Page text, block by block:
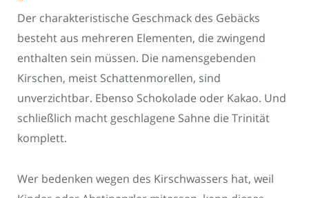
Der charakteristische Geschmack des Gebäcks
besteht aus mehreren Elementen, die zwingend
enthalten sein müssen. Die namensgebenden
Kirschen, meist Schattenmorellen, sind
unverzichtbar. Ebenso Schokolade oder Kakao. Und
schließlich macht geschlagene Sahne die Trinität
komplett.
Wer bedenken wegen des Kirschwassers hat, weil